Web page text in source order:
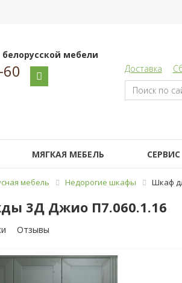
мебели
Доставка
МЯГКАЯ МЕБЕЛЬ СЕРВИС
мебель Недорогие шкафы Шкаф
3Д Джио П7.060.1.16
Отзывы